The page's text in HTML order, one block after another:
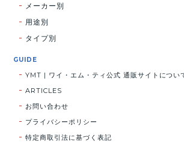
メーカー別
用途別
タイプ別
GUIDE
YMT | ワイ・エム・ティ公式 通販サイトについ
ARTICLES
お問い合わせ
プライバシーポリシー
特定商取引法に基づく表記